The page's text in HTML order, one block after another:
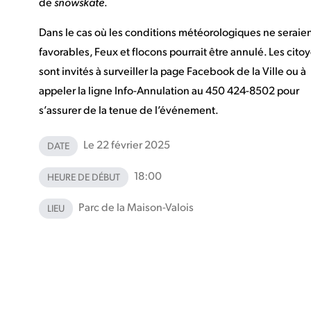
Dans le cas où les conditions météorologiques ne
favorables, Feux et flocons pourrait être annulé. Les
sont invités à surveiller la page Facebookde la Ville ou à
appeler la ligne Info-Annulation au 450 424-8502 pour
s’assurer de la tenue de l’événement.
DATE Le 22 février 2025
HEURE DE DÉBUT 18:00
LIEU Parc de la Maison-Valois